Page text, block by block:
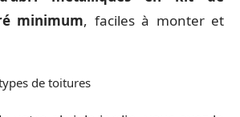
minimum, faciles à monter et
de toitures